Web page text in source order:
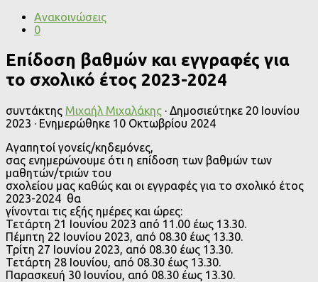
Ανακοινώσεις
0
Επίδοση βαθμών και εγγραφές για
το σχολικό έτος 2023-2024
συντάκτης Μιχαήλ Μιχαλάκης · Δημοσιεύτηκε 20 Ιουνίου
2023 · Ενημερώθηκε 10 Οκτωβρίου 2024
Αγαπητοί γονείς/κηδεμόνες,
σας ενημερώνουμε ότι η επίδοση των βαθμών των
μαθητών/τριών του
σχολείου μας καθώς και οι εγγραφές για το σχολικό έτος
2023-2024 θα
γίνονται τις εξής ημέρες και ώρες:
Τετάρτη 21 Ιουνίου 2023 από 11.00 έως 13.30.
Πέμπτη 22 Ιουνίου 2023, από 08.30 έως 13.30.
Τρίτη 27 Ιουνίου 2023, από 08.30 έως 13.30.
Τετάρτη 28 Ιουνίου, από 08.30 έως 13.30.
Παρασκευή 30 Ιουνίου, από 08.30 έως 13.30.